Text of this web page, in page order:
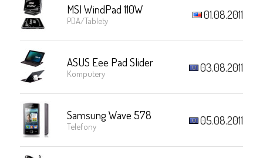
MSI WindPad 110W
PDA/Tablety 01.08.2011
ASUS Eee Pad Slider
Komputery 03.08.2011
Samsung Wave 578
Telefony 05.08.2011